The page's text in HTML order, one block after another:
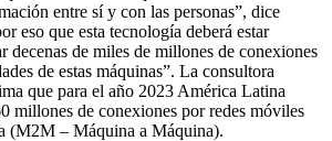
entre sí y con las personas”, dice
eso que esta tecnología deberá estar
decenas de miles de millones de conexiones
de estas máquinas”. La consultora
que para el año 2023 América Latina
millones de conexiones por redes móviles
(M2M – Máquina a Máquina).